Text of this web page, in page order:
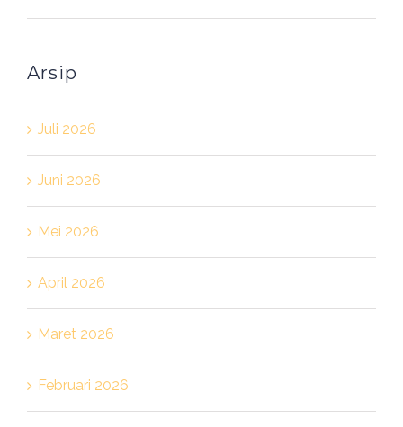
Arsip
Juli 2026
Juni 2026
Mei 2026
April 2026
Maret 2026
Februari 2026